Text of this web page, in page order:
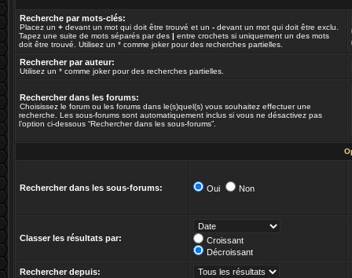
Recherche par mots-clés:
Placez un + devant un mot qui doit être trouvé et un - devant un mot qui doit être exclu.
Tapez une suite de mots séparés par des | entre crochets si uniquement un des mots
doit être trouvé. Utilisez un * comme joker pour des recherches partielles.
Rechercher par auteur:
Utilisez un * comme joker pour des recherches partielles.
Rechercher dans les forums:
Choisissez le forum ou les forums dans le(s)quel(s) vous souhaitez effectuer une
recherche. Les sous-forums sont automatiquement inclus si vous ne désactivez pas
l’option ci-dessous “Rechercher dans les sous-forums”.
Rechercher dans les sous-forums: Oui Non
Classer les résultats par:
Croissant
Décroissant
Rechercher depuis: